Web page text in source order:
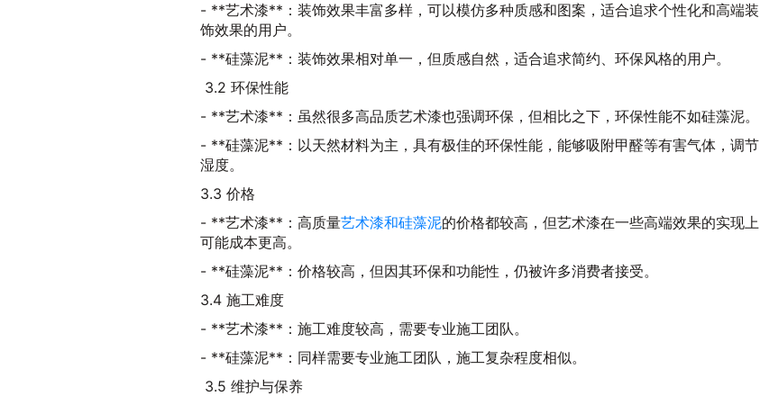
- **艺术漆**：装饰效果丰富多样，可以模仿多种质感和图案，适合追求个性化和高端装
饰效果的用户。
- **硅藻泥**：装饰效果相对单一，但质感自然，适合追求简约、环保风格的用户。
3.2 环保性能
- **艺术漆**：虽然很多高品质艺术漆也强调环保，但相比之下，环保性能不如硅藻泥。
- **硅藻泥**：以天然材料为主，具有极佳的环保性能，能够吸附甲醛等有害气体，调节
湿度。
3.3 价格
- **艺术漆**：高质量艺术漆和硅藻泥的价格都较高，但艺术漆在一些高端效果的实现上
可能成本更高。
- **硅藻泥**：价格较高，但因其环保和功能性，仍被许多消费者接受。
3.4 施工难度
- **艺术漆**：施工难度较高，需要专业施工团队。
- **硅藻泥**：同样需要专业施工团队，施工复杂程度相似。
3.5 维护与保养